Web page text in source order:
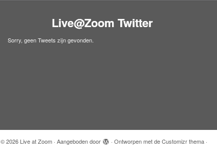
Live@Zoom Twitter
Sorry, geen Tweets zijn gevonden.
© 2026 Live at Zoom · Aangeboden door · Ontworpen met deCustomizr thema ·